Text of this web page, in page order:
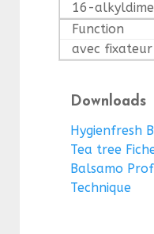
16-
Function
avec
Downloads
Hygienfresh
Tea tree
Balsamo
Technique